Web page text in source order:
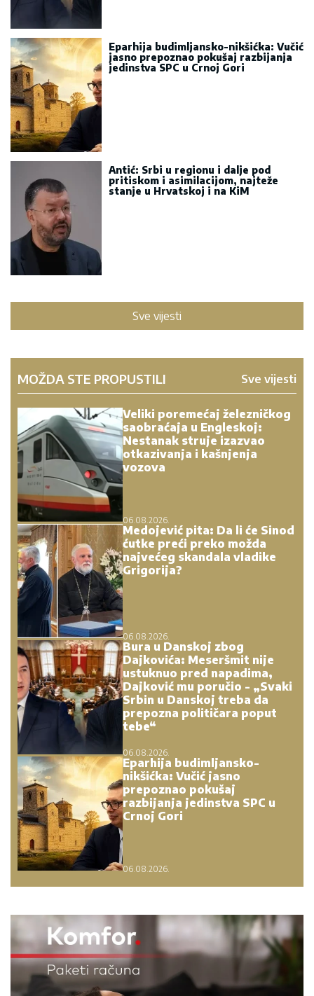
Eparhija budimljansko-nikšićka: Vučić
jasno prepoznao pokušaj razbijanja
jedinstva SPC u Crnoj Gori
Antić: Srbi u regionu i dalje pod
pritiskom i asimilacijom, najteže
stanje u Hrvatskoj i na KiM
Sve vijesti
MOŽDA STE PROPUSTILI Sve vijesti
Veliki poremećaj železničkog
saobraćaja u Engleskoj:
Nestanak struje izazvao
otkazivanja i kašnjenja
vozova
06.08.2026.
Medojević pita: Da li će Sinod
ćutke preći preko možda
najvećeg skandala vladike
Grigorija?
06.08.2026.
Bura u Danskoj zbog
Dajkovića: Meseršmit nije
ustuknuo pred napadima,
Dajković mu poručio - „Svaki
Srbin u Danskoj treba da
prepozna političara poput
tebe“
06.08.2026.
Eparhija budimljansko-
nikšićka: Vučić jasno
prepoznao pokušaj
razbijanja jedinstva SPC u
Crnoj Gori
06.08.2026.